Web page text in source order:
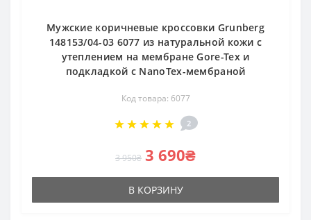
Мужские коричневые кроссовки Grunberg
148153/04-03 6077 из натуральной кожи с
утеплением на мембране Gore-Tex и
подкладкой с NanoTex-мембраной
Код товара: 6077
2
3 950₴ 3 690₴
В КОРЗИНУ